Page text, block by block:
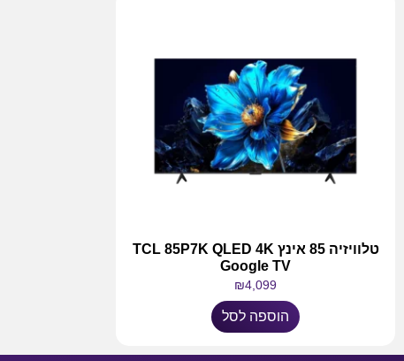
טלוויזיה 85 אינץ TCL 85P7K QLED 4K
Google TV
₪4,099
הוספה לסל